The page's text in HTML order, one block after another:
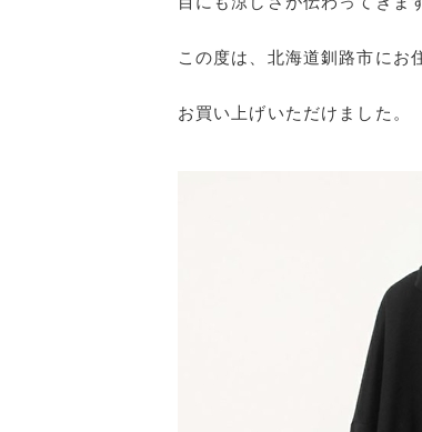
この度は、北海道釧路市にお
お買い上げいただけました。